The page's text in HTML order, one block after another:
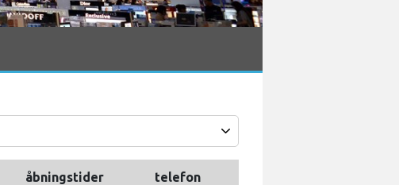
åbningstider telefon